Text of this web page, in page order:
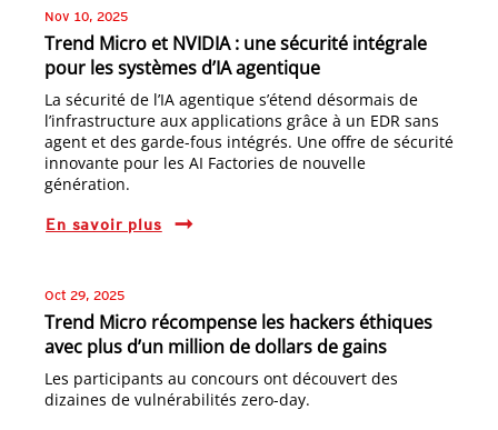
Nov 10, 2025
Trend Micro et NVIDIA : une sécurité intégrale
pour les systèmes d’IA agentique
La sécurité de l’IA agentique s’étend désormais de
l’infrastructure aux applications grâce à un EDR sans
agent et des garde-fous intégrés. Une offre de sécurité
innovante pour les AI Factories de nouvelle
génération.
En savoir plus
Oct 29, 2025
Trend Micro récompense les hackers éthiques
avec plus d’un million de dollars de gains
Les participants au concours ont découvert des
dizaines de vulnérabilités zero-day.